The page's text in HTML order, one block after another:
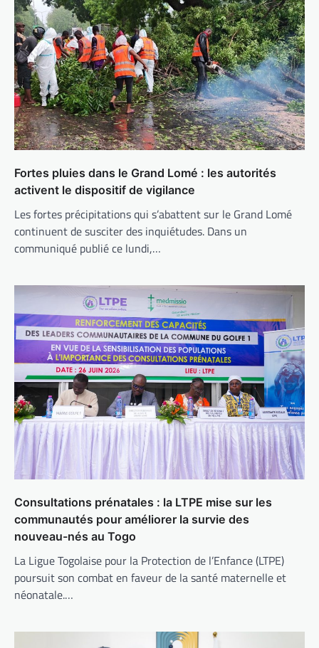
Fortes pluies dans le Grand Lomé : les autorités
activent le dispositif de vigilance
Les fortes précipitations qui s’abattent sur le Grand Lomé
continuent de susciter des inquiétudes. Dans un
communiqué publié ce lundi,…
Consultations prénatales : la LTPE mise sur les
communautés pour améliorer la survie des
nouveau-nés au Togo
La Ligue Togolaise pour la Protection de l’Enfance (LTPE)
poursuit son combat en faveur de la santé maternelle et
néonatale.…